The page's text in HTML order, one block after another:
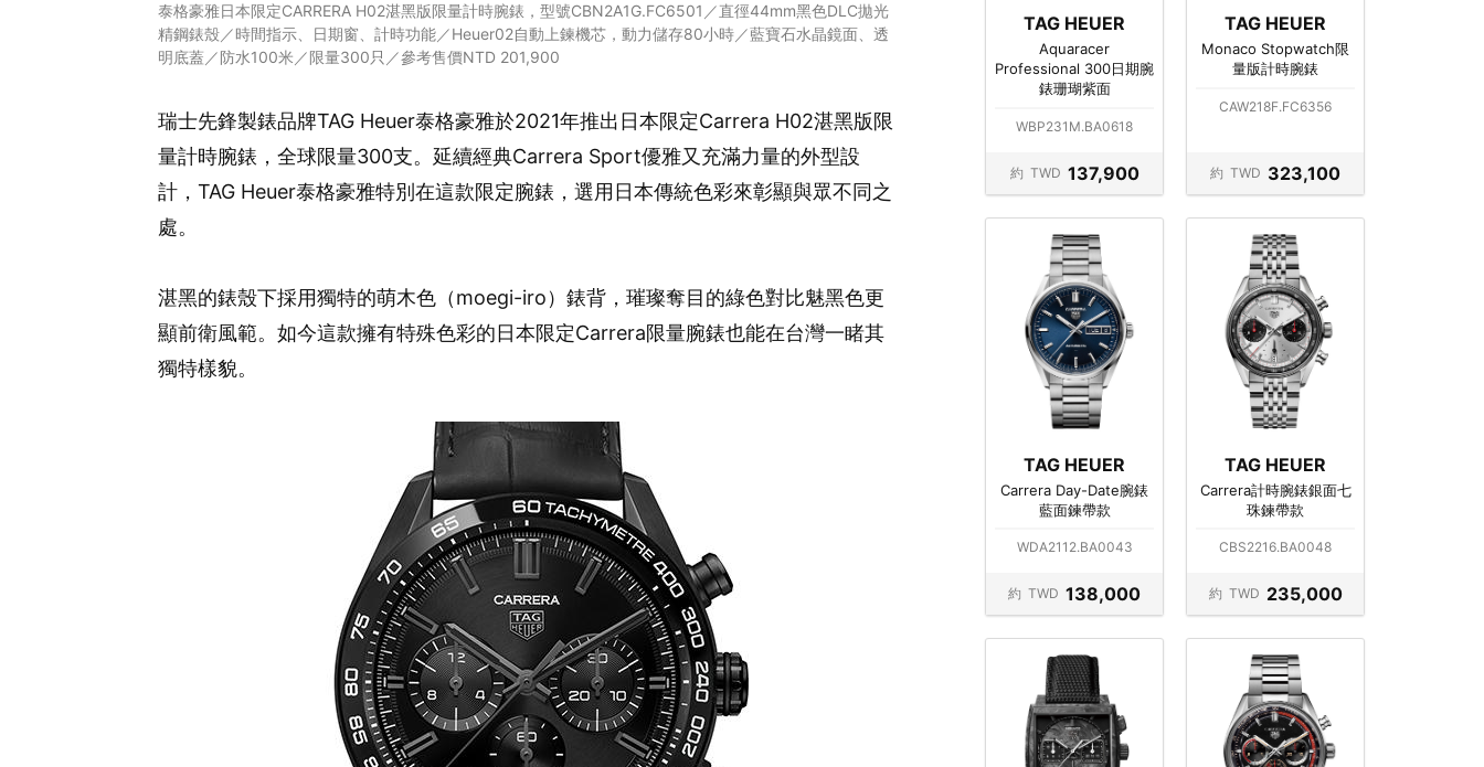
泰格豪雅日本限定CARRERA H02湛黑版限量計時腕錶，型號CBN2A1G.FC6501／直徑44mm黑色DLC拋光
精鋼錶殼／時間指示、日期窗、計時功能／Heuer02自動上鍊機芯，動力儲存80小時／藍寶石水晶鏡面、透
明底蓋／防水100米／限量300只／參考售價NTD 201,900
瑞士先鋒製錶品牌TAG Heuer泰格豪雅於2021年推出日本限定Carrera H02湛黑版限
量計時腕錶，全球限量300支。延續經典Carrera Sport優雅又充滿力量的外型設
計，TAG Heuer泰格豪雅特別在這款限定腕錶，選用日本傳統色彩來彰顯與眾不同之
處。
湛黑的錶殼下採用獨特的萌木色（moegi-iro）錶背，璀璨奪目的綠色對比魅黑色更
顯前衛風範。如今這款擁有特殊色彩的日本限定Carrera限量腕錶也能在台灣一睹其
獨特樣貌。
TAG HEUER
Aquaracer
Professional 300日期腕
錶珊瑚紫面
WBP231M.BA0618
約 TWD 137,900
TAG HEUER
Monaco Stopwatch限
量版計時腕錶
CAW218F.FC6356
約 TWD 323,100
TAG HEUER
Carrera Day-Date腕錶
藍面鍊帶款
WDA2112.BA0043
約 TWD 138,000
TAG HEUER
Carrera計時腕錶銀面七
珠鍊帶款
CBS2216.BA0048
約 TWD 235,000